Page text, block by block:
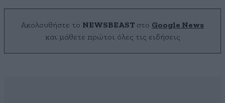
Ακολουθήστε το NEWSBEAST στο Google News
και μάθετε πρώτοι όλες τις ειδήσεις